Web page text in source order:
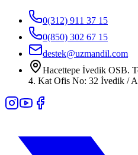
0(312) 911 37 15
0(850) 302 67 15
destek@uzmandil.com
Hacettepe İvedik OSB.
4. Kat Ofis No: 32 İvedik /